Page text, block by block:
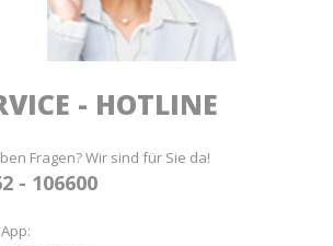
- HOTLINE
Fragen? Wir sind für Sie da!
- 106600